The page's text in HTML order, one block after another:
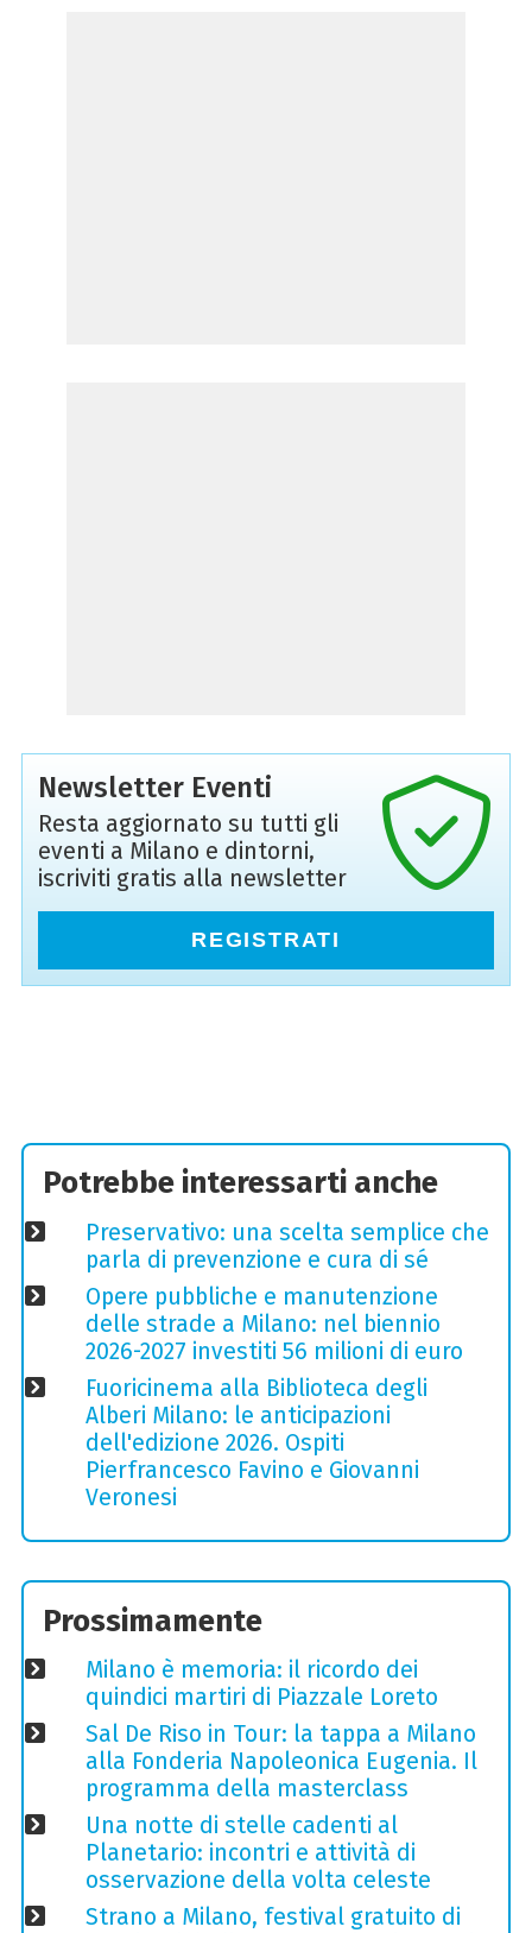
Newsletter Eventi
Resta aggiornato su tutti gli
eventi a Milano e dintorni,
iscriviti gratis alla newsletter
REGISTRATI
Potrebbe interessarti anche
Preservativo: una scelta semplice che
parla di prevenzione e cura di sé
Opere pubbliche e manutenzione
delle strade a Milano: nel biennio
2026-2027 investiti 56 milioni di euro
Fuoricinema alla Biblioteca degli
Alberi Milano: le anticipazioni
dell'edizione 2026. Ospiti
Pierfrancesco Favino e Giovanni
Veronesi
Prossimamente
Milano è memoria: il ricordo dei
quindici martiri di Piazzale Loreto
Sal De Riso in Tour: la tappa a Milano
alla Fonderia Napoleonica Eugenia. Il
programma della masterclass
Una notte di stelle cadenti al
Planetario: incontri e attività di
osservazione della volta celeste
Strano a Milano, festival gratuito di